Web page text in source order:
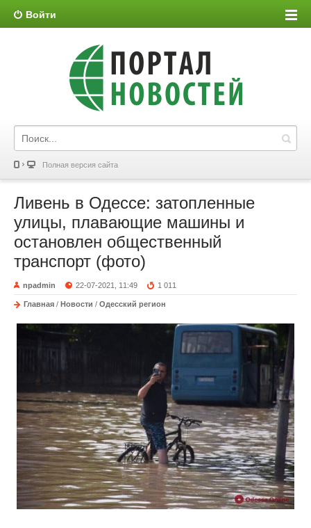
Войти
Полная версия сайта
Ливень в Одессе: затопленные
улицы, плавающие машины и
остановлен общественный
транспорт (фото)
npadmin 22-07-2021, 11:49 1 011
Главная / Новости / Одесский регион